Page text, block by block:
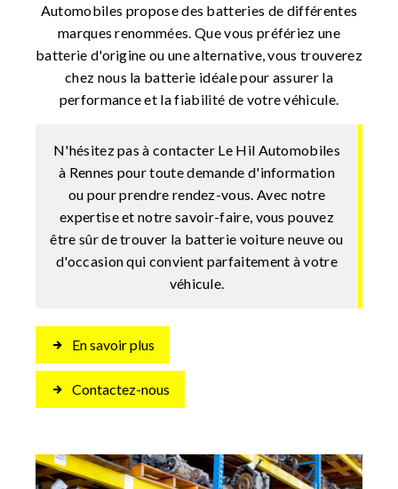
Automobiles propose des batteries de différentes
marques renommées. Que vous préfériez une
batterie d'origine ou une alternative, vous trouverez
chez nous la batterie idéale pour assurer la
performance et la fiabilité de votre véhicule.
N'hésitez pas à contacter Le Hil Automobiles
à Rennes pour toute demande d'information
ou pour prendre rendez-vous. Avec notre
expertise et notre savoir-faire, vous pouvez
être sûr de trouver la batterie voiture neuve ou
d'occasion qui convient parfaitement à votre
véhicule.
En savoir plus
Contactez-nous